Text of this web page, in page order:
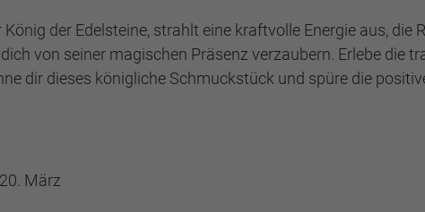
der Edelsteine, strahlt eine kraftvolle Energie aus, die
von seiner magischen Präsenz verzaubern. Erlebe die
dir dieses königliche Schmuckstück und spüre die
März